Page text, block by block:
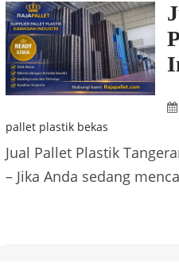
pallet plastik bekas
Jual Pallet Plastik
– Jika Anda sedang